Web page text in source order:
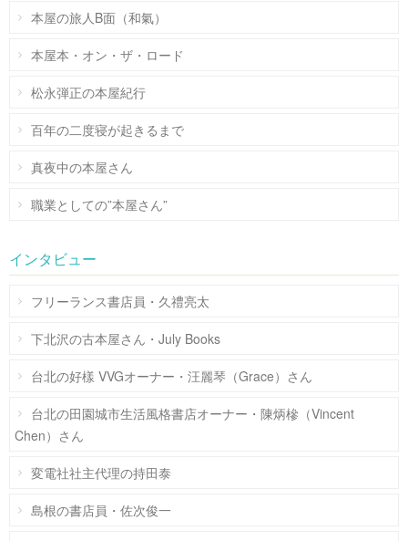
本屋の旅人B面（和氣）
本屋本・オン・ザ・ロード
松永弾正の本屋紀行
百年の二度寝が起きるまで
真夜中の本屋さん
職業としての”本屋さん”
インタビュー
フリーランス書店員・久禮亮太
下北沢の古本屋さん・July Books
台北の好樣 VVGオーナー・汪麗琴（Grace）さん
台北の田園城市生活風格書店オーナー・陳炳槮（Vincent
Chen）さん
変電社社主代理の持田泰
島根の書店員・佐次俊一